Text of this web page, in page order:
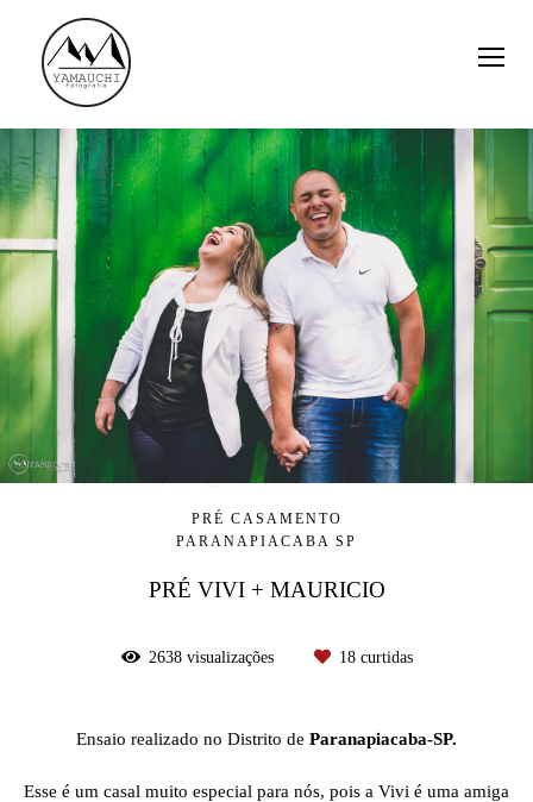
PRÉ CASAMENTO
PARANAPIACABA SP
PRÉ VIVI + MAURICIO
2638visualizações 18curtidas
Ensaio realizado no Distrito de Paranapiacaba-SP.
Esse é um casal muito especial para nós, pois a Vivi é uma amiga